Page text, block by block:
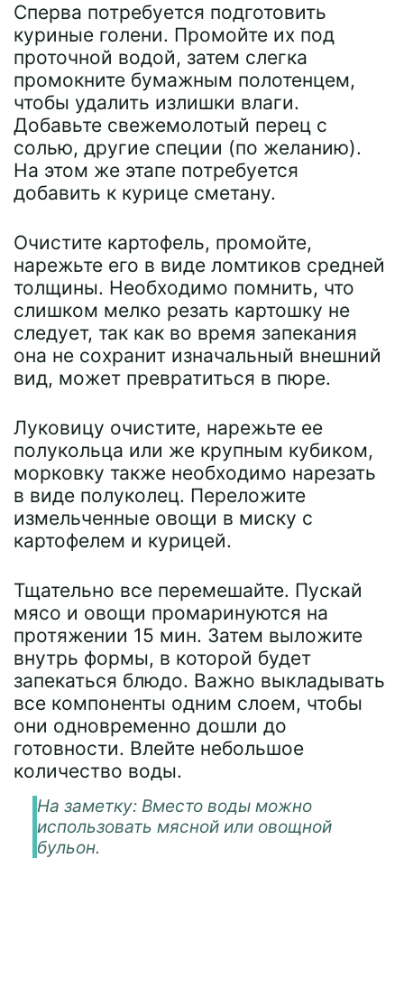
Сперва потребуется подготовить
куриные голени. Промойте их под
проточной водой, затем слегка
промокните бумажным полотенцем,
чтобы удалить излишки влаги.
Добавьте свежемолотый перец с
солью, другие специи (по желанию).
На этом же этапе потребуется
добавить к курице сметану.
Очистите картофель, промойте,
нарежьте его в виде ломтиков средней
толщины. Необходимо помнить, что
слишком мелко резать картошку не
следует, так как во время запекания
она не сохранит изначальный внешний
вид, может превратиться в пюре.
Луковицу очистите, нарежьте ее
полукольца или же крупным кубиком,
морковку также необходимо нарезать
в виде полуколец. Переложите
измельченные овощи в миску с
картофелем и курицей.
Тщательно все перемешайте. Пускай
мясо и овощи промаринуются на
протяжении 15 мин. Затем выложите
внутрь формы, в которой будет
запекаться блюдо. Важно выкладывать
все компоненты одним слоем, чтобы
они одновременно дошли до
готовности. Влейте небольшое
количество воды.
На заметку:Вместо воды можно
использовать мясной или овощной
бульон.